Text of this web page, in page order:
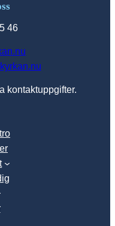
46
kontaktuppgifter.